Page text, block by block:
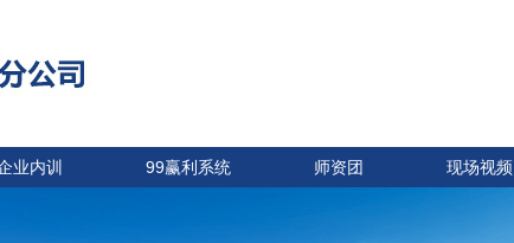
业内训 99赢利系统 师资团 现场视频